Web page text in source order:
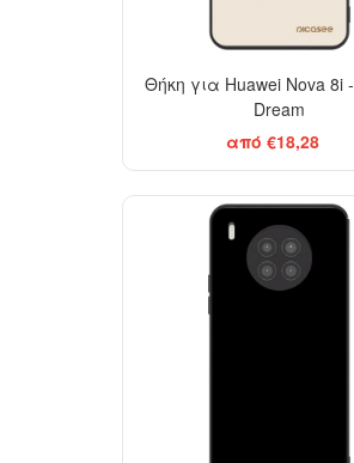
Θήκη για Huawei Nova 8i
Dream
από €18,28